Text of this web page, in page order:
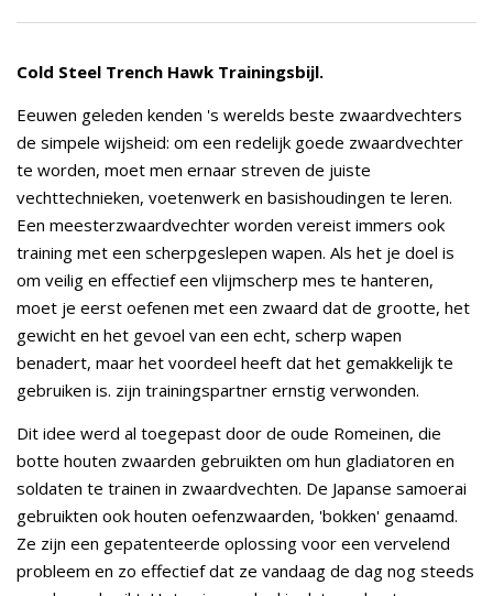
Cold Steel Trench Hawk Trainingsbijl.
Eeuwen geleden kenden 's werelds beste zwaardvechters
de simpele wijsheid: om een redelijk goede zwaardvechter
te worden, moet men ernaar streven de juiste
vechttechnieken, voetenwerk en basishoudingen te leren.
Een meesterzwaardvechter worden vereist immers ook
training met een scherpgeslepen wapen. Als het je doel is
om veilig en effectief een vlijmscherp mes te hanteren,
moet je eerst oefenen met een zwaard dat de grootte, het
gewicht en het gevoel van een echt, scherp wapen
benadert, maar het voordeel heeft dat het gemakkelijk te
gebruiken is. zijn trainingspartner ernstig verwonden.
Dit idee werd al toegepast door de oude Romeinen, die
botte houten zwaarden gebruikten om hun gladiatoren en
soldaten te trainen in zwaardvechten. De Japanse samoerai
gebruikten ook houten oefenzwaarden, 'bokken' genaamd.
Ze zijn een gepatenteerde oplossing voor een vervelend
probleem en zo effectief dat ze vandaag de dag nog steeds